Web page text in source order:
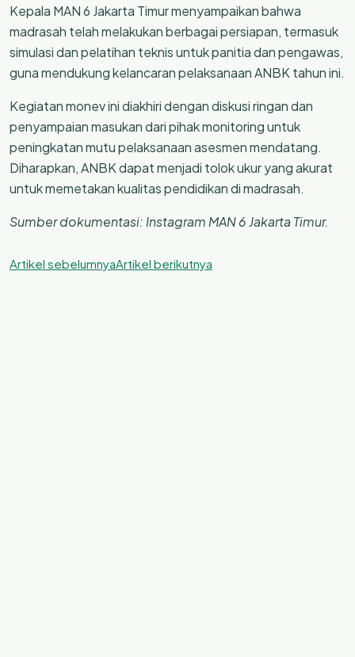
Kepala MAN 6 Jakarta Timur menyampaikan bahwa
madrasah telah melakukan berbagai persiapan, termasuk
simulasi dan pelatihan teknis untuk panitia dan pengawas,
guna mendukung kelancaran pelaksanaan ANBK tahun ini.
Kegiatan monev ini diakhiri dengan diskusi ringan dan
penyampaian masukan dari pihak monitoring untuk
peningkatan mutu pelaksanaan asesmen mendatang.
Diharapkan, ANBK dapat menjadi tolok ukur yang akurat
untuk memetakan kualitas pendidikan di madrasah.
Sumber dokumentasi: Instagram MAN 6 Jakarta Timur.
Artikel sebelumnyaArtikel berikutnya